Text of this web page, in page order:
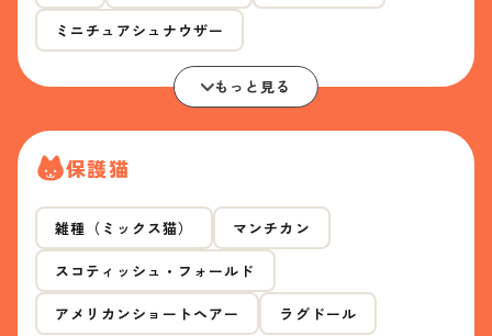
ミニチュアシュナウザー
もっと見る
保護猫
雑種（ミックス猫） マンチカン
スコティッシュ・フォールド
アメリカンショートヘアー ラグドール